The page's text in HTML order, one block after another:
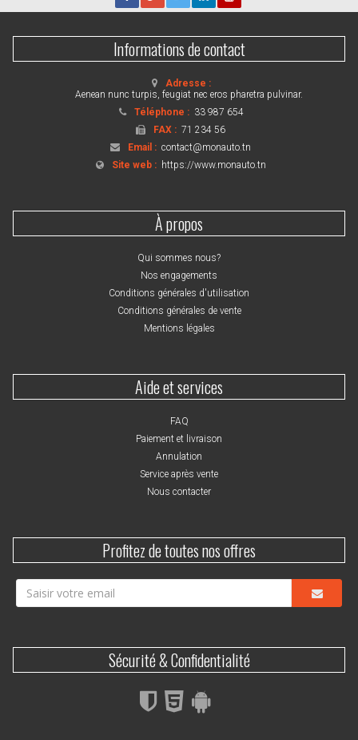
Informations de contact
Adresse :
Aenean nunc turpis, feugiat nec eros pharetra pulvinar.
Téléphone : 33 987 654
FAX :71 234 56
Email :contact@monauto.tn
Site web : https://www.monauto.tn
À propos
Qui sommes nous?
Nos engagements
Conditions générales d'utilisation
Conditions générales de vente
Mentions légales
Aide et services
FAQ
Paiement et livraison
Annulation
Service après vente
Nous contacter
Profitez de toutes nos offres
Sécurité & Confidentialité